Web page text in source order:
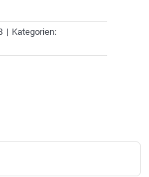
| Kategorien: